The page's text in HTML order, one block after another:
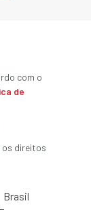
com o
de
os direitos
Brasil